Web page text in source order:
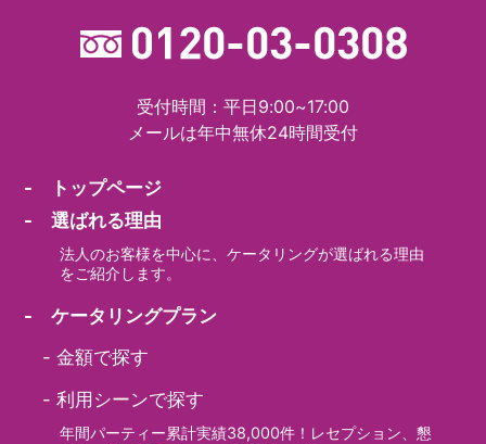
受付時間：平日9:00~17:00
メールは年中無休24時間受付
- トップページ
- 選ばれる理由
法人のお客様を中心に、ケータリングが選ばれる理由
をご紹介します。
- ケータリングプラン
-金額で探す
-利用シーンで探す
年間パーティー累計実績38,000件！レセプション、懇